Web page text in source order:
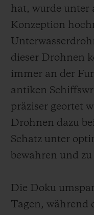
hat, wurde unter
Konzeption
dieser Drohnen
immer an der
antiken
präziser geortet
Drohnen dazu
Schatz unter
bewahren und
Die Doku
Tagen, während